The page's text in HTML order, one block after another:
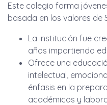
Este colegio forma
basada en los valores de
La institución fue
años impartiendo
Ofrece una
intelectual,
énfasis en la
académicos y